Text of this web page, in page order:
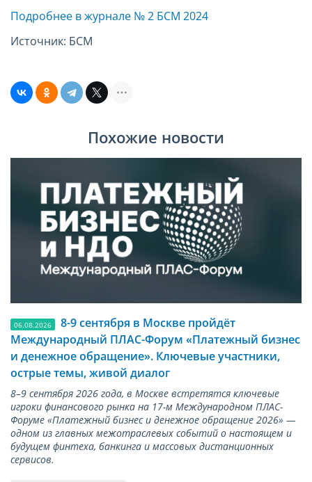
Подробнее в журнале № 2 БСМ 2024
Источник: БСМ
Похожие новости
06.08.2026
8-9 сентября в Москве пройдёт
Международный ПЛАС-Форум «Платежный бизнес
и денежное обращение». Ключевые участники,
острые темы, живой диалог
8–9 сентября 2026 года, в Москве встретятся ключевые
игроки финансового рынка на 17-м Международном ПЛАС-
Форуме «Платежный бизнес и денежное обращение 2026» —
одном из главных межотраслевых событий о настоящем и
будущем финтеха, банкинга и массовых дистанционных
сервисов.